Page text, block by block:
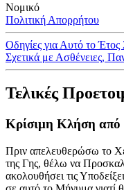
Νομικό
Πολιτική Απορρήτου
Οδηγίες για Αυτό το Έτος
Σχετικά με Ασθένειες,
Τελικές
Κρίσιμη Κλήση
Πριν απελευθερώσω το
της Γης, θέλω να
ακολουθήσει τις